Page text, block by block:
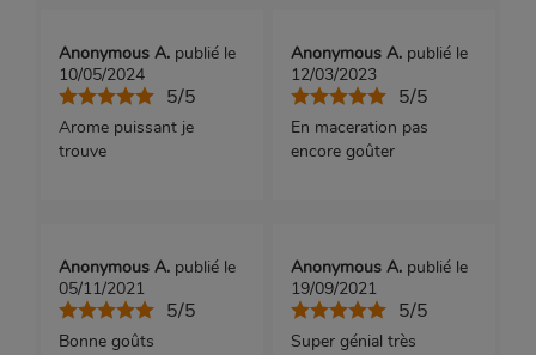
Anonymous A. publié le
10/05/2024
5/5
Arome puissant je
trouve
Anonymous A. publié le
12/03/2023
5/5
En maceration pas
encore goûter
Anonymous A. publié le
05/11/2021
5/5
Bonne goûts
Anonymous A. publié le
19/09/2021
5/5
Super génial très